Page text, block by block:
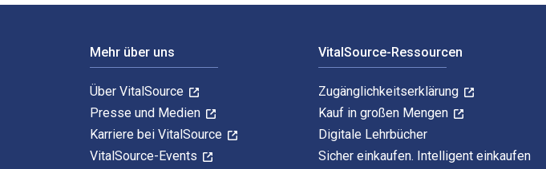
Mehr über uns
Über VitalSource
Presse und Medien
Karriere bei VitalSource
VitalSource-Events
VitalSource-Ressourcen
Zugänglichkeitserklärung
Kauf in großen Mengen
Digitale Lehrbücher
Sicher einkaufen. Intelligent einkaufen